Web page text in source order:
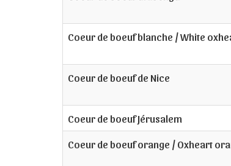
Coeur de boeuf blanche / White
Coeur de boeuf de Nice
Coeur de boeuf Jérusalem
Coeur de boeuf orange / Oxheart